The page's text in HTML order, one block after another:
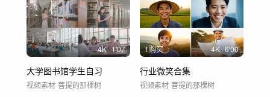
4K 1'07
大学图书馆学生自习
视频素材 菩提的那棵树
1购买 4K 6'00
行业微笑合集
视频素材 菩提的那棵树